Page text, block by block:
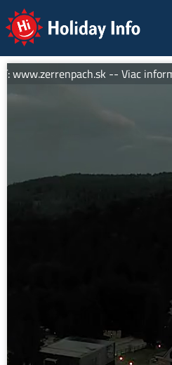
Holiday Info
www.zerrenpach.sk -- Viac